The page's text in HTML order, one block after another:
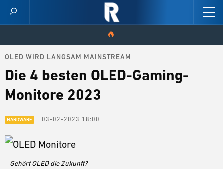
HOME
NEWS
OLED WIRD LANGSAM MAINSTREAM
Die 4 besten OLED-Gaming-
Monitore 2023
HARDWARE 03-02-2023 18:00
Gehört OLED die Zukunft?